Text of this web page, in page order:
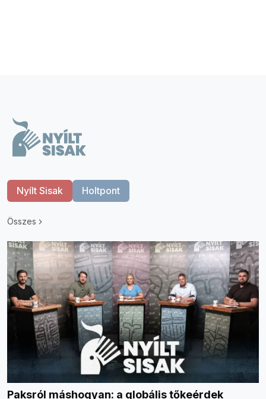
Nyílt Sisak Holtpont
Összes
Paksról máshogyan: a globális tőkeérdek